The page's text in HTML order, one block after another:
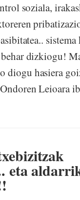
soziala,
dizkiogu!
diogu hasiera
Leioara
eta